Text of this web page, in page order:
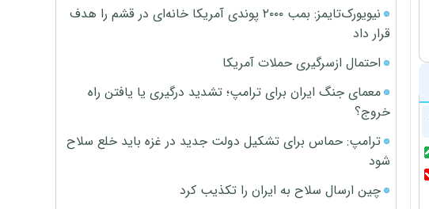
نیویورک‌تایمز: بمب ۲۰۰۰ پوندی آمریکا خانه‌ای در قشم را هدف
قرار داد
احتمال ازسرگیری حملات آمریکا
معمای جنگ ایران برای ترامپ؛ تشدید درگیری یا یافتن راه
خروج؟
ترامپ: حماس برای تشکیل دولت جدید در غزه باید خلع سلاح
شود
چین ارسال سلاح به ایران را تکذیب کرد